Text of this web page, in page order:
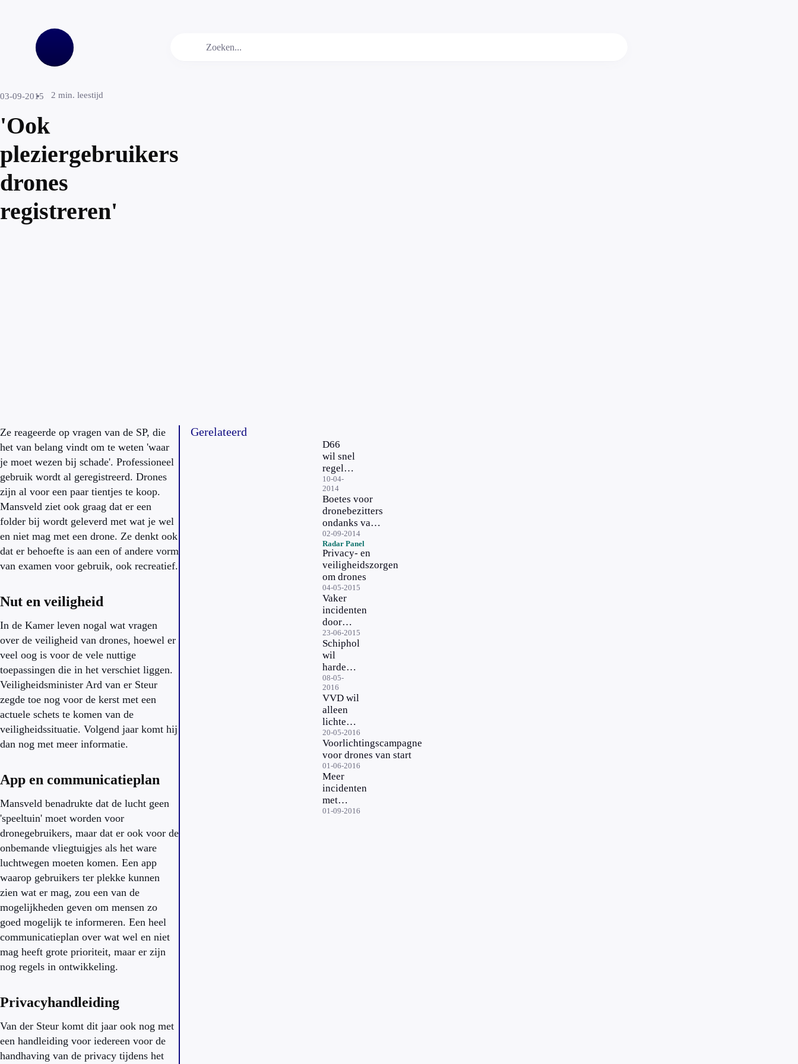
03-09-2015 2 min. leestijd
'Ook
pleziergebruikers
drones
registreren'
Ze reageerde op vragen van de SP, die
het van belang vindt om te weten 'waar
je moet wezen bij schade'. Professioneel
gebruik wordt al geregistreerd. Drones
zijn al voor een paar tientjes te koop.
Mansveld ziet ook graag dat er een
folder bij wordt geleverd met wat je wel
en niet mag met een drone. Ze denkt ook
dat er behoefte is aan een of andere vorm
van examen voor gebruik, ook recreatief.
Nut en veiligheid
In de Kamer leven nogal wat vragen
over de veiligheid van drones, hoewel er
veel oog is voor de vele nuttige
toepassingen die in het verschiet liggen.
Veiligheidsminister Ard van er Steur
zegde toe nog voor de kerst met een
actuele schets te komen van de
veiligheidssituatie. Volgend jaar komt hij
dan nog met meer informatie.
App en communicatieplan
Mansveld benadrukte dat de lucht geen
'speeltuin' moet worden voor
dronegebruikers, maar dat er ook voor de
onbemande vliegtuigjes als het ware
luchtwegen moeten komen. Een app
waarop gebruikers ter plekke kunnen
zien wat er mag, zou een van de
mogelijkheden geven om mensen zo
goed mogelijk te informeren. Een heel
communicatieplan over wat wel en niet
mag heeft grote prioriteit, maar er zijn
nog regels in ontwikkeling.
Privacyhandleiding
Van der Steur komt dit jaar ook nog met
een handleiding voor iedereen voor de
handhaving van de privacy tijdens het
Gerelateerd
D66
wil snel
regels
voor
gebruik
drones
10-04-
2014
Boetes voor
dronebezitters
ondanks vage
regelgeving
02-09-2014
Radar Panel
Privacy- en
veiligheidszorgen
om drones
04-05-2015
Vaker
incidenten
door
populariteit
drones
23-06-2015
Schiphol
wil
harde
aanpak
drones
08-05-
2016
VVD wil
alleen
lichte
drone
voor
particulier
20-05-2016
Voorlichtingscampagne
voor drones van start
01-06-2016
Meer
incidenten
met
drones
01-09-2016